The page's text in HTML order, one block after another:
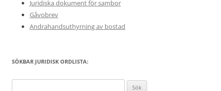
Juridiska dokument för sambor
Gåvobrev
Andrahandsuthyrning av bostad
SÖKBAR JURIDISK ORDLISTA: